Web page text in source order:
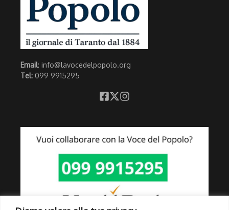
Email: info@lavocedelpopolo.org
Tel: 099 9915295